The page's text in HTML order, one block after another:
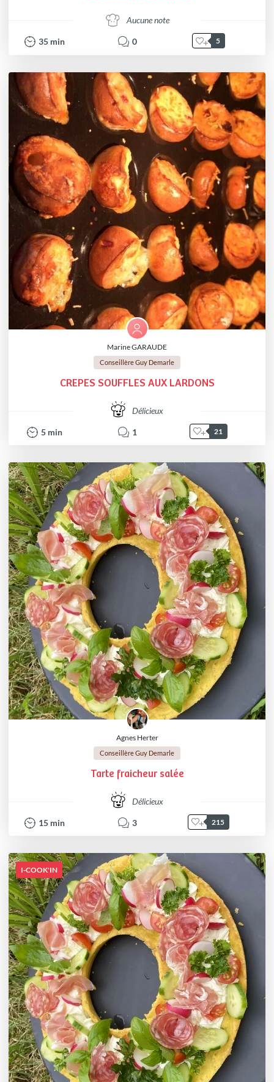
Aucune note
35 min 0 5
Marine GARAUDE
Conseillère Guy Demarle
CREPES SOUFFLES AUX LARDONS
Délicieux
5 min 1 21
Agnes Herter
Conseillère Guy Demarle
Tarte fraicheur salée
Délicieux
15 min 3 215
I-COOK'IN